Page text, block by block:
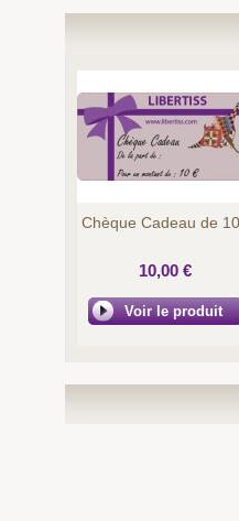
Chèque Cadeau de
10,00 €
Voir le produit